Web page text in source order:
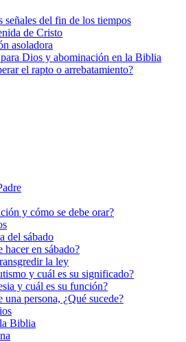
señales del fin de los tiempos
de Cristo
asoladora
Dios y abominación en la Biblia
el rapto o arrebatamiento?
y cómo se debe orar?
del sábado
hacer en sábado?
la ley
y cuál es su significado?
y cuál es su función?
una persona, ¿Qué sucede?
Biblia